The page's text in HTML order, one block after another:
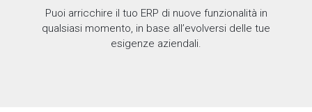
Puoi arricchire il tuo ERP di nuove funzionalità in
qualsiasi momento, in base all’evolversi delle tue
esigenze aziendali.